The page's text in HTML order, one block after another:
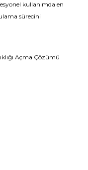
kullanımda en
sürecini
Açma Çözümü